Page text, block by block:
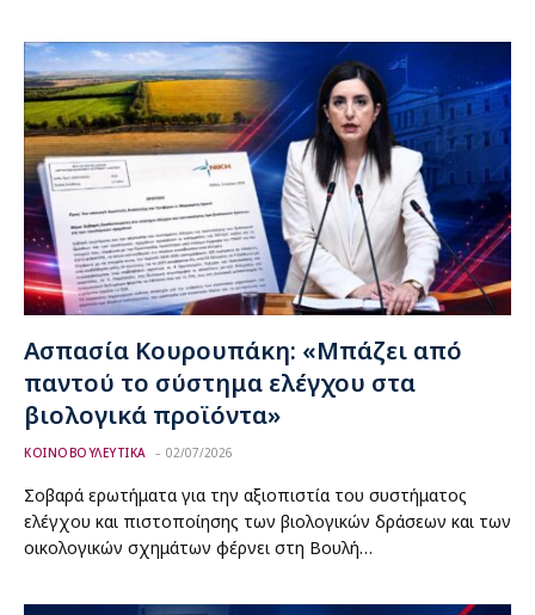
Ασπασία Κουρουπάκη: «Μπάζει από
παντού το σύστημα ελέγχου στα
βιολογικά προϊόντα»
ΚΟΙΝΟΒΟΥΛΕΥΤΙΚΑ 02/07/2026
Σοβαρά ερωτήματα για την αξιοπιστία του συστήματος
ελέγχου και πιστοποίησης των βιολογικών δράσεων και των
οικολογικών σχημάτων φέρνει στη Βουλή…